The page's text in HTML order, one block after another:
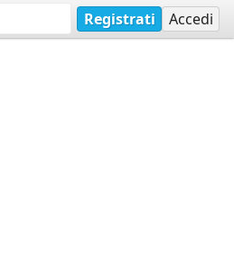
Registrati Accedi